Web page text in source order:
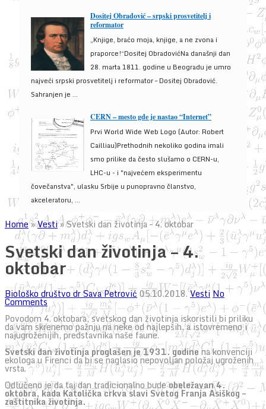
Dositej Obradović – srpski prosvetitelj i
reformator
„Knjige, braćo moja, knjige, a ne zvona i
praporce!“Dositej ObradovićNa današnji dan
28. marta 1811. godine u Beogradu je umro
najveći srpski prosvetitelj i reformator – Dositej Obradović.
Sahranjen je ...
CERN – mesto gde je nastao “Internet”
Prvi World Wide Web Logo (Autor: Robert
Cailliau)Prethodnih nekoliko godina imali
smo prilike da često slušamo o CERN-u,
LHC-u - i "najvećem eksperimentu
čovečanstva", ulasku Srbije u punopravno članstvo,
akceleratoru, ...
Home»Vesti»Svetski dan životinja – 4. oktobar
Svetski dan životinja – 4.
oktobar
Biološko društvo dr Sava Petrović 05.10.2018. Vesti No
Comments
Povodom 4. oktobara, svetskog dan životinja iskoristili bi priliku
da vam skrenemo pažnju na neke od najlepših, a istovremeno i
najugroženijih, predstavnika naše faune.
Svetski dan životinja proglašen je 1931. godine na konvenciji
ekologa u Firenci da bi se naglasio nepovoljan položaj ugroženih
vrsta.
Odlučeno je da taj dan tradicionalno budeobeležavan 4.
oktobra, kada Katolička crkva slavi Svetog Franja Asiškog –
zaštitnika životinja.